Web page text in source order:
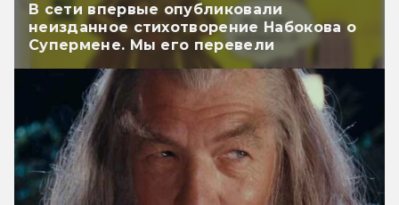
В сети впервые опубликовали
неизданное стихотворение Набокова о
Супермене. Мы его перевели